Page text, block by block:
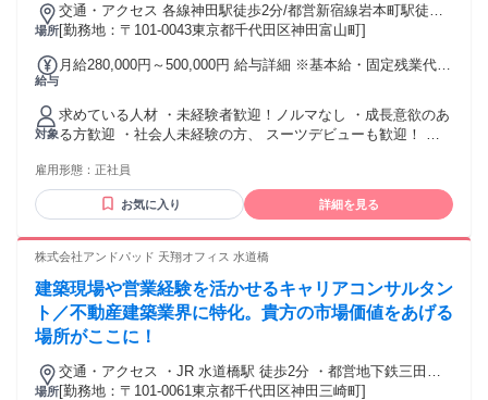
場所
交通・アクセス 各線神田駅徒歩2分/都営新宿線岩本町駅徒歩4
分/各線秋葉原駅徒歩10分
[勤務地：〒101-0043東京都千代田区神田富山町]
給与
月給280,000円～500,000円 給与詳細 ※基本給・固定残業代の
あたり5万円（固定残業時間：1ヶ月あたり30時間） 固定残業
時間を超えた勤務時間については別途残業代を支給する 【一
律手当】 全員に一律で支払われる通勤・皆勤・家族手当金
額：なし 全員に一律で支払われるその他手当金額：なし 月給
対象
求めている人材 ・未経験者歓迎！ノルマなし ・成長意欲のあ
る方歓迎 ・社会人未経験の方、 スーツデビューも歓迎！ ★
す。 ★異業種からの転職者が活躍中 カフェやファミレス、居
酒屋等の 飲食店で接客をしていた方や、 事務やコールセンタ
ー、データ入力、 工場や倉庫内作業、保育士など 前職も様々
◎ 当社代表のこのような想いをもって 会社を設立、運営して
やすく教えて、 長く一緒に働いてもらえるように 活躍までの
フローも仕組化しています。 年齢の条件と理由：あり（例外
事由3号のイ・35歳未満（長期勤続によるキャリア形成のた
め））
雇用形態： 正社員
お気に入り 詳細を見る
株式会社アンドパッド 天翔オフィス 水道橋
建築現場や営業経験を活かせるキャリアコンサルタン
ト／不動産建築業界に特化。貴方の市場価値をあげる
場所がここに！
場所
交通・アクセス ・JR 水道橋駅 徒歩2分 ・都営地下鉄三田線
水道橋駅 徒歩7分 ・東京メトロ東西線 飯田橋駅 徒歩8分
[勤務地：〒101-0061東京都千代田区神田三崎町]